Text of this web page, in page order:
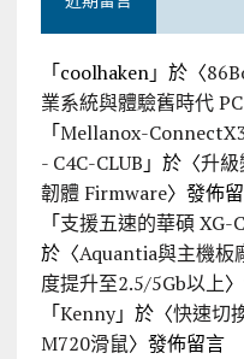
「coolhaken」於〈
業系統與體驗舊時代
「Mellanox-
- C4C-CLUB 」於〈升
韌體 Firmware〉發佈
「支援五速的華碩 XG-
於〈Aquantia與主機板
度提升至2.5/5Gb以上
「Kenny」於〈快速切
M720滑鼠〉發佈留言